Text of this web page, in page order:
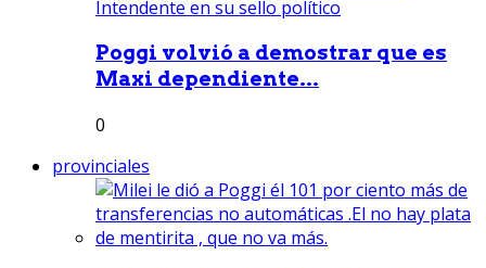
Poggi volvió a demostrar que es
Maxi dependiente...
0
provinciales